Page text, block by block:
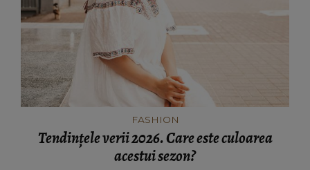
FASHION
Tendințele verii 2026. Care este culoarea
acestui sezon?